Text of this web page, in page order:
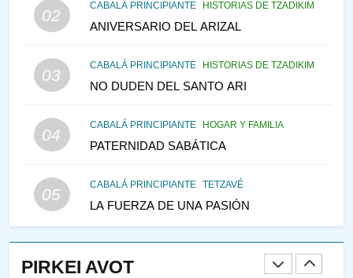
02
CABALÁ PRINCIPIANTE HISTORIAS DE TZADIKIM
ANIVERSARIO DEL ARIZAL
03
CABALÁ PRINCIPIANTE HISTORIAS DE TZADIKIM
NO DUDEN DEL SANTO ARI
04
CABALÁ PRINCIPIANTE HOGAR Y FAMILIA
PATERNIDAD SABÁTICA
05
CABALÁ PRINCIPIANTE TETZAVÉ
LA FUERZA DE UNA PASIÓN
PIRKEI AVOT
146
TEMPLO Y LA ALEGRÍA EN
VEAMOS ¿POR QUÉ
IEHOSHÚA? Y LA QUEJA DE
1
RAZI ¿QUIÉN ES SABIO?